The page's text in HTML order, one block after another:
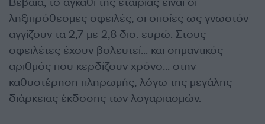
ληξιπρόθεσμες οφειλές, οι οποίες ως γνωστόν
αγγίζουν τα 2,7 με 2,8 δισ. ευρώ. Στους
οφειλέτες έχουν βολευτεί… και σημαντικός
αριθμός που κερδίζουν χρόνο… στην
καθυστέρηση πληρωμής, λόγω της μεγάλης
διάρκειας έκδοσης των λογαριασμών.